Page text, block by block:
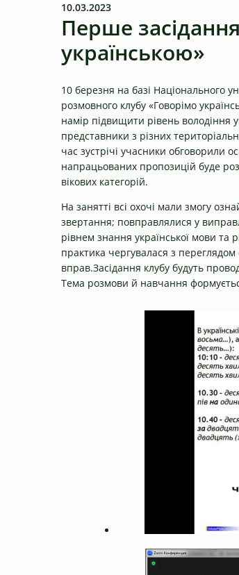
10.03.2023
Перше
українською»
10 березня на базі Національного
розмовного клубу «Говорімо
намір підвищити рівень
представники з різних
час зустрічі учасники обговорили
напрацьованих пропозицій буде
вікових категорій.
На занятті всі охочі мали змогу
звертання; повправлялися у
рівнем знання української мови та
практика чергувалася з
вправ.Засідання клубу будуть
Тема розмови й навчання